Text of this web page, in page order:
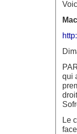
qui
Le